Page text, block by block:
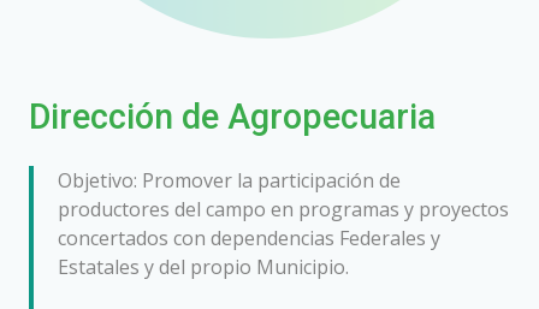
Dirección de Agropecuaria
Objetivo: Promover la participación de
productores del campo en programas y proyectos
concertados con dependencias Federales y
Estatales y del propio Municipio.